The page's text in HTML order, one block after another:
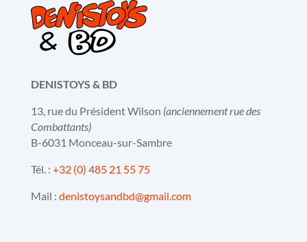
DENISTOYS & BD
13, rue du Président Wilson (anciennement rue des
Combattants)
B-6031 Monceau-sur-Sambre
Tél. : +32 (0) 485 21 55 75
Mail : denistoysandbd@gmail.com